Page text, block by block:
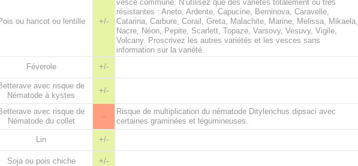
ou haricot ou lentille +/-
vesce commune. N’utilisez que des variétés totalement ou très
résistantes : Aneto, Ardente, Capucine, Berninova, Caravelle,
Catarina, Carbure, Corail, Greta, Malachite, Marine, Melissa, Mikaela,
Nacre, Néon, Pepite, Scarlett, Topaze, Varsovy, Vesuvy, Vigile,
Volcany. Proscrivez les autres variétés et les vesces sans
information sur la variété.
Féverole
+/-
avec risque de
Nématode à kystes
+/-
avec risque de
Nématode du collet
--
Risque de multiplication du nématode Ditylenchus dipsaci avec
certaines graminées et légumineuses.
Lin +/-
Soja ou pois chiche +/-